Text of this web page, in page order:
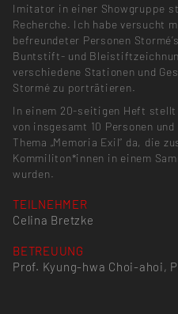
Imitator in einer Showgruppe
Recherche. Ich habe versucht
befreundeter Personen
Buntstift- und
verschiedene Stationen und
Stormé zu porträtieren.
In einem 20-seitigen Heft
von insgesamt 10 Personen und
Thema „Memoria Exil“ da, die
Kommiliton*innen in einem
wurden.
TEILNEHMER
Celina Bretzke
BETREUUNG
Prof. Kyung-hwa Choi-ahoi,